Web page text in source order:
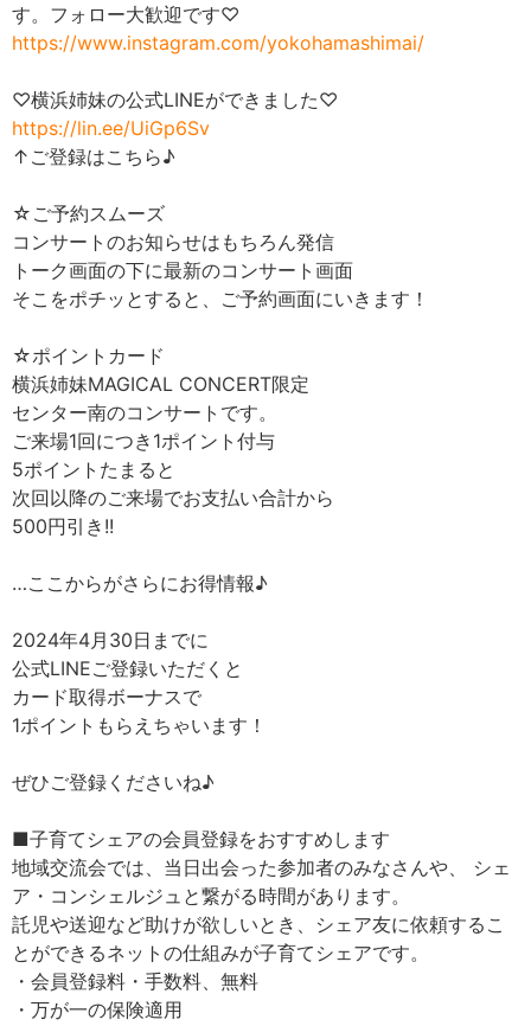
す。フォロー大歓迎です♡
https://www.instagram.com/yokohamashimai/
♡横浜姉妹の公式LINEができました♡
https://lin.ee/UiGp6Sv
↑ご登録はこちら♪
☆ご予約スムーズ
コンサートのお知らせはもちろん発信
トーク画面の下に最新のコンサート画面
そこをポチッとすると、ご予約画面にいきます！
☆ポイントカード
横浜姉妹MAGICAL CONCERT限定
センター南のコンサートです。
ご来場1回につき1ポイント付与
5ポイントたまると
次回以降のご来場でお支払い合計から
500円引き!!
…ここからがさらにお得情報♪
2024年4月30日までに
公式LINEご登録いただくと
カード取得ボーナスで
1ポイントもらえちゃいます！
ぜひご登録くださいね♪
■子育てシェアの会員登録をおすすめします
地域交流会では、当日出会った参加者のみなさんや、 シェ
ア・コンシェルジュと繋がる時間があります。
託児や送迎など助けが欲しいとき、シェア友に依頼するこ
とができるネットの仕組みが子育てシェアです。
・会員登録料・手数料、無料
・万が一の保険適用